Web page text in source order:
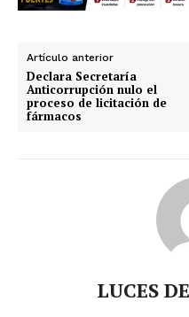
Artículo anterior
Declara Secretaría
Anticorrupción nulo el
proceso de licitación de
fármacos
LUCES